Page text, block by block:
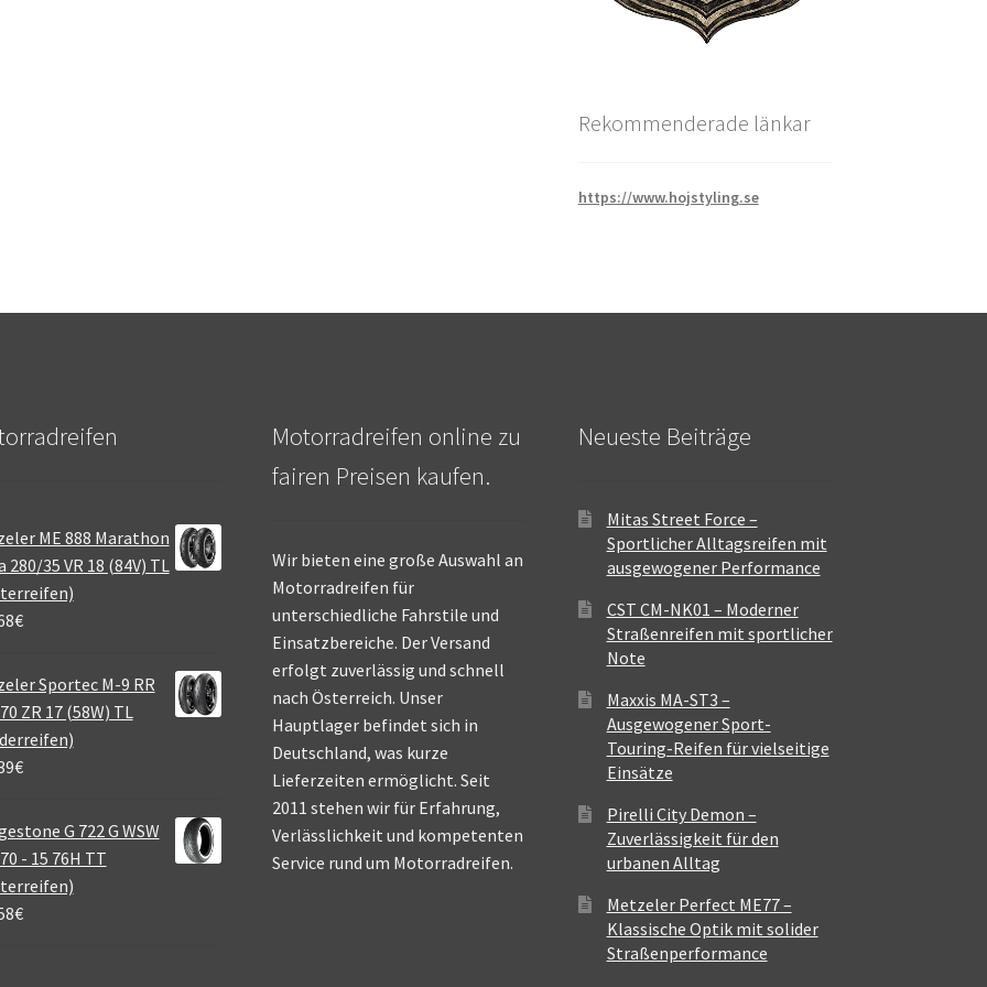
Rekommenderade länkar
https://www.hojstyling.se
ME 888 Marathon
280/35 VR 18 (84V) TL
€
Sportec M-9 RR
ZR 17 (58W) TL
€
G 722 G WSW
- 15 76H TT
€
Motorradreifen online zu
fairen Preisen kaufen.
Wir bieten eine große Auswahl an
Motorradreifen für
unterschiedliche Fahrstile und
Einsatzbereiche. Der Versand
erfolgt zuverlässig und schnell
nach Österreich. Unser
Hauptlager befindet sich in
Deutschland, was kurze
Lieferzeiten ermöglicht. Seit
2011 stehen wir für Erfahrung,
Verlässlichkeit und kompetenten
Service rund um Motorradreifen.
Neueste Beiträge
Mitas Street Force –
Sportlicher Alltagsreifen mit
ausgewogener Performance
CST CM-NK01 – Moderner
Straßenreifen mit sportlicher
Note
Maxxis MA-ST3 –
Ausgewogener Sport-
Touring-Reifen für vielseitige
Einsätze
Pirelli City Demon –
Zuverlässigkeit für den
urbanen Alltag
Metzeler Perfect ME77 –
Klassische Optik mit solider
Straßenperformance